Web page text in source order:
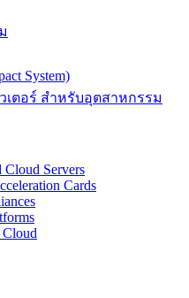
System)
ตอร์ สำหรับอุตสาหกรรม
Cloud Servers
Cards